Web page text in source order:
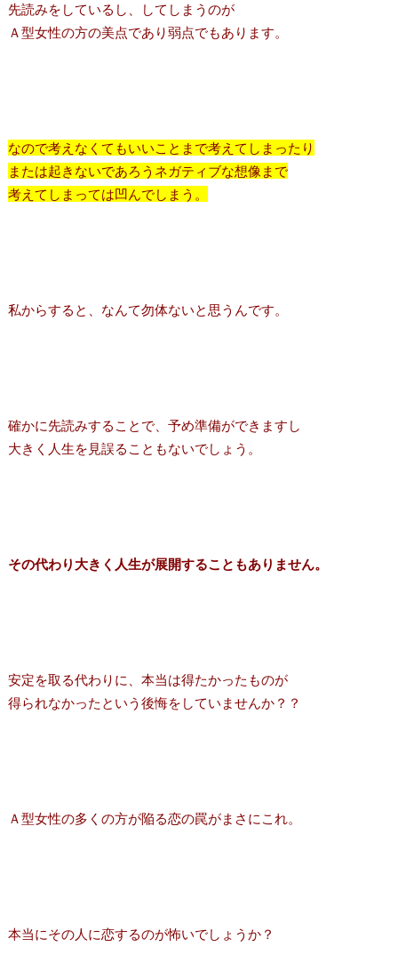
先読みをしているし、してしまうのが
Ａ型女性の方の美点であり弱点でもあります。
なので考えなくてもいいことまで考えてしまったり
または起きないであろうネガティブな想像まで
考えてしまっては凹んでしまう。
私からすると、なんて勿体ないと思うんです。
確かに先読みすることで、予め準備ができますし
大きく人生を見誤ることもないでしょう。
その代わり大きく人生が展開することもありません。
安定を取る代わりに、本当は得たかったものが
得られなかったという後悔をしていませんか？？
Ａ型女性の多くの方が陥る恋の罠がまさにこれ。
本当にその人に恋するのが怖いでしょうか？